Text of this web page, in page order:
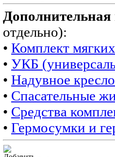
отдельно):
• Комплект
• УКБ
• Надувное кресло
• Спасательные
• Средства
• Гермосумки и